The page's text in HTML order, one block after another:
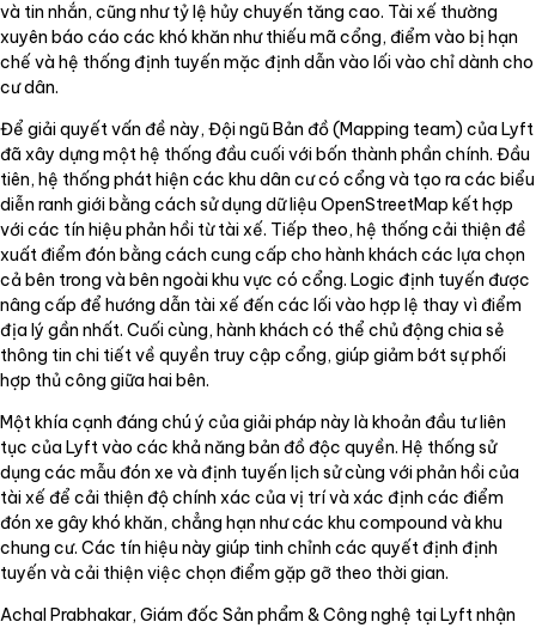
và tin nhắn, cũng như tỷ lệ hủy chuyến tăng cao. Tài xế thường
xuyên báo cáo các khó khăn như thiếu mã cổng, điểm vào bị hạn
chế và hệ thống định tuyến mặc định dẫn vào lối vào chỉ dành cho
cư dân.
Để giải quyết vấn đề này, Đội ngũ Bản đồ (Mapping team) của Lyft
đã xây dựng một hệ thống đầu cuối với bốn thành phần chính. Đầu
tiên, hệ thống phát hiện các khu dân cư có cổng và tạo ra các biểu
diễn ranh giới bằng cách sử dụng dữ liệu OpenStreetMap kết hợp
với các tín hiệu phản hồi từ tài xế. Tiếp theo, hệ thống cải thiện đề
xuất điểm đón bằng cách cung cấp cho hành khách các lựa chọn
cả bên trong và bên ngoài khu vực có cổng. Logic định tuyến được
nâng cấp để hướng dẫn tài xế đến các lối vào hợp lệ thay vì điểm
địa lý gần nhất. Cuối cùng, hành khách có thể chủ động chia sẻ
thông tin chi tiết về quyền truy cập cổng, giúp giảm bớt sự phối
hợp thủ công giữa hai bên.
Một khía cạnh đáng chú ý của giải pháp này là khoản đầu tư liên
tục của Lyft vào các khả năng bản đồ độc quyền. Hệ thống sử
dụng các mẫu đón xe và định tuyến lịch sử cùng với phản hồi của
tài xế để cải thiện độ chính xác của vị trí và xác định các điểm
đón xe gây khó khăn, chẳng hạn như các khu compound và khu
chung cư. Các tín hiệu này giúp tinh chỉnh các quyết định định
tuyến và cải thiện việc chọn điểm gặp gỡ theo thời gian.
Achal Prabhakar, Giám đốc Sản phẩm & Công nghệ tại Lyft nhận